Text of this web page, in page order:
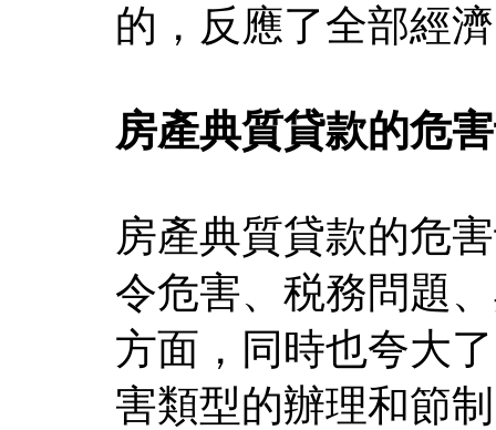
的，反應了全部經
房產典質貸款的危
房產典質貸款的危
令危害、税務問題
方面，同時也夸大
害類型的辦理和節